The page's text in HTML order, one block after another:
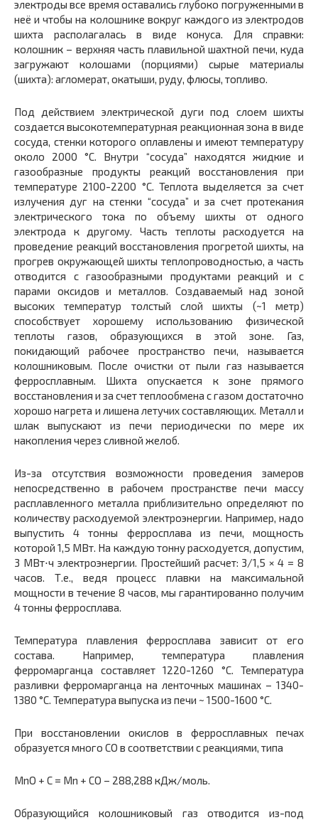
электроды все время оставались глубоко погруженными в
неё и чтобы на колошнике вокруг каждого из электродов
шихта располагалась в виде конуса. Для справки:
колошник – верхняя часть плавильной шахтной печи, куда
загружают колошами (порциями) сырые материалы
(шихта): агломерат, окатыши, руду, флюсы, топливо.
Под действием электрической дуги под слоем шихты
создается высокотемпературная реакционная зона в виде
сосуда, стенки которого оплавлены и имеют температуру
около 2000 °С. Внутри “сосуда” находятся жидкие и
газообразные продукты реакций восстановления при
температуре 2100-2200 °С. Теплота выделяется за счет
излучения дуг на стенки “сосуда” и за счет протекания
электрического тока по объему шихты от одного
электрода к другому. Часть теплоты расходуется на
проведение реакций восстановления прогретой шихты, на
прогрев окружающей шихты теплопроводностью, а часть
отводится с газообразными продуктами реакций и с
парами оксидов и металлов. Создаваемый над зоной
высоких температур толстый слой шихты (~1 метр)
способствует хорошему использованию физической
теплоты газов, образующихся в этой зоне. Газ,
покидающий рабочее пространство печи, называется
колошниковым. После очистки от пыли газ называется
ферросплавным. Шихта опускается к зоне прямого
восстановления и за счет теплообмена с газом достаточно
хорошо нагрета и лишена летучих составляющих. Металл и
шлак выпускают из печи периодически по мере их
накопления через сливной желоб.
Из-за отсутствия возможности проведения замеров
непосредственно в рабочем пространстве печи массу
расплавленного металла приблизительно определяют по
количеству расходуемой электроэнергии. Например, надо
выпустить 4 тонны ферросплава из печи, мощность
которой 1,5 МВт. На каждую тонну расходуется, допустим,
3 МВт⋅ч электроэнергии. Простейший расчет: 3/1,5 × 4 = 8
часов. Т.е., ведя процесс плавки на максимальной
мощности в течение 8 часов, мы гарантированно получим
4 тонны ферросплава.
Температура плавления ферросплава зависит от его
состава. Например, температура плавления
ферромарганца составляет 1220-1260 °С. Температура
разливки ферромарганца на ленточных машинах – 1340-
1380 °С. Температура выпуска из печи ~ 1500-1600 °С.
При восстановлении окислов в ферросплавных печах
образуется много СО в соответствии с реакциями, типа
MnO + C = Mn + CO – 288,288 кДж/моль.
Образующийся колошниковый газ отводится из-под